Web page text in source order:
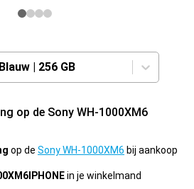
Blauw | 256 GB
op de Sony WH-1000XM6
op de Sony WH-1000XM6 bij aankoop
in je winkelmand